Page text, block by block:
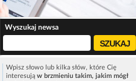
Wyszukaj newsa
Wpisz słowo lub kilka słów, które Cię
interesują w brzmieniu takim, jakim mógł